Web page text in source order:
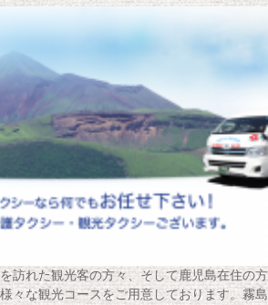
訪れた観光客の方々、そして鹿児島在住の方
々な観光コースをご用意しております。霧島